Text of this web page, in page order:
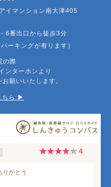
イマンション南大津405
6番出口から徒歩3分
ーキングが有ります）
の際
ンターホンより
願いいたします。
ちら ▶︎